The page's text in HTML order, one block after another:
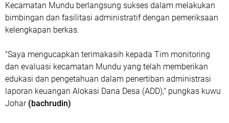
Kecamatan Mundu berlangsung sukses dalam melakukan
bimbingan dan fasilitasi administratif dengan pemeriksaan
kelengkapan berkas.
"Saya mengucapkan terimakasih kepada Tim monitoring
dan evaluasi kecamatan Mundu yang telah memberikan
edukasi dan pengetahuan dalam penertiban administrasi
laporan keuangan Alokasi Dana Desa (ADD)," pungkas kuwu
Johar (bachrudin)